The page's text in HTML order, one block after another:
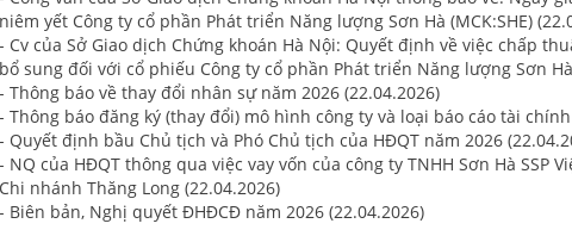
niêm yết Công ty cổ phần Phát triển Năng lượng Sơn Hà (MCK:SHE)
- Cv của Sở Giao dịch Chứng khoán Hà Nội: Quyết định về việc chấp
bổ sung đối với cổ phiếu Công ty cổ phần Phát triển Năng lượng Sơn
- Thông báo về thay đổi nhân sự năm 2026 (22.04.2026)
- Thông báo đăng ký (thay đổi) mô hình công ty và loại báo cáo tài chính
- Quyết định bầu Chủ tịch và Phó Chủ tịch của HĐQT năm 2026
- NQ của HĐQT thông qua việc vay vốn của công ty TNHH Sơn Hà SSP
Chi nhánh Thăng Long (22.04.2026)
- Biên bản, Nghị quyết ĐHĐCĐ năm 2026 (22.04.2026)